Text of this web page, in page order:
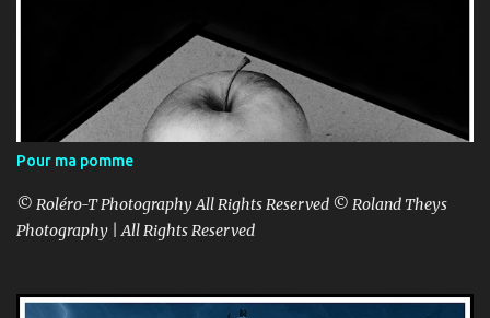
Pour ma pomme
© Roléro-T Photography All Rights Reserved © Roland Theys
Photography | All Rights Reserved